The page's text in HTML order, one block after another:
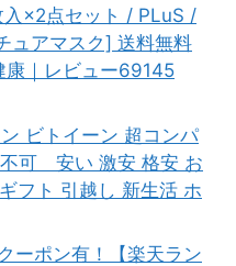
×2点セット / PLuS /
ュアマスク] 送料無料
康｜レビュー69145
ビトイーン 超コンパ
不可 安い 激安 格安 お
フト 引越し 新生活 ホ
ーポン有！【楽天ラン